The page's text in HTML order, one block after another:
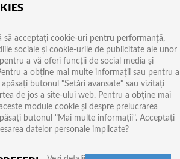
să acceptați cookie-uri pentru performanță,
sociale și cookie-urile de publicitate ale unor
a vă oferi funcții de social media și
a obține mai multe informații sau pentru a
butonul "Setări avansate" sau vizitați
de jos a site-ului web. Pentru a obține mai
module cookie și despre prelucrarea
butonul "Mai multe informații". Acceptați
datelor personale implicate?